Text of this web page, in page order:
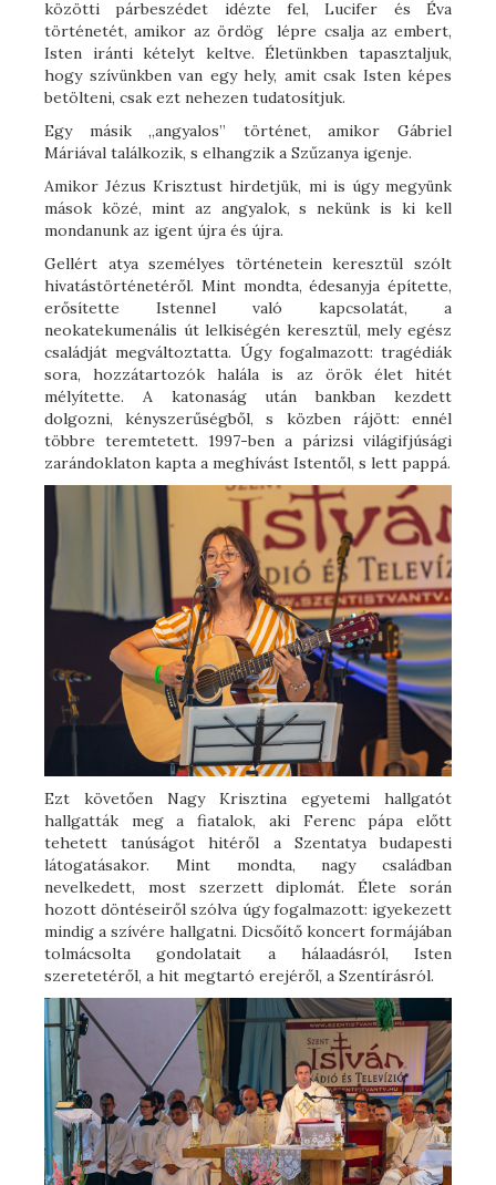
közötti párbeszédet idézte fel, Lucifer és Éva
történetét, amikor az ördög lépre csalja az embert,
Isten iránti kételyt keltve. Életünkben tapasztaljuk,
hogy szívünkben van egy hely, amit csak Isten képes
betölteni, csak ezt nehezen tudatosítjuk.
Egy másik „angyalos” történet, amikor Gábriel
Máriával találkozik, s elhangzik a Szűzanya igenje.
Amikor Jézus Krisztust hirdetjük, mi is úgy megyünk
mások közé, mint az angyalok, s nekünk is ki kell
mondanunk az igent újra és újra.
Gellért atya személyes történetein keresztül szólt
hivatástörténetéről. Mint mondta, édesanyja építette,
erősítette Istennel való kapcsolatát, a
neokatekumenális út lelkiségén keresztül, mely egész
családját megváltoztatta. Úgy fogalmazott: tragédiák
sora, hozzátartozók halála is az örök élet hitét
mélyítette. A katonaság után bankban kezdett
dolgozni, kényszerűségből, s közben rájött: ennél
többre teremtetett. 1997-ben a párizsi világifjúsági
zarándoklaton kapta a meghívást Istentől, s lett pappá.
Ezt követően Nagy Krisztina egyetemi hallgatót
hallgatták meg a fiatalok, aki Ferenc pápa előtt
tehetett tanúságot hitéről a Szentatya budapesti
látogatásakor. Mint mondta, nagy családban
nevelkedett, most szerzett diplomát. Élete során
hozott döntéseiről szólva úgy fogalmazott: igyekezett
mindig a szívére hallgatni. Dicsőítő koncert formájában
tolmácsolta gondolatait a hálaadásról, Isten
szeretetéről, a hit megtartó erejéről, a Szentírásról.